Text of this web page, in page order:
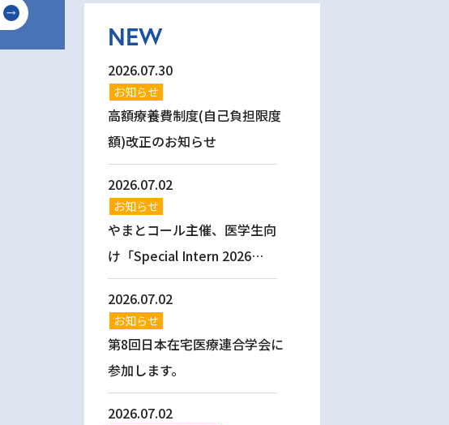
NEW
2026.07.30
お知らせ
高額療養費制度(自己負担限度
額)改正のお知らせ
2026.07.02
お知らせ
やまとコール主催、医学生向
け「Special Intern 2026
Summer」開催決定！
2026.07.02
お知らせ
第8回日本在宅医療連合学会に
参加します。
2026.07.02